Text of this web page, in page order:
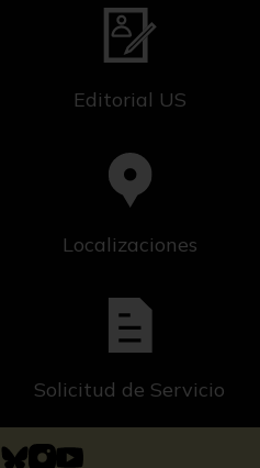
Editorial US
Localizaciones
Solicitud de Servicio